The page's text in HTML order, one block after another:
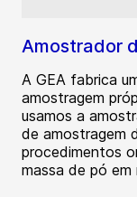
Amostrador
A GEA fabrica
amostragem
usamos a
de amostragem
procedimentos
massa de pó em